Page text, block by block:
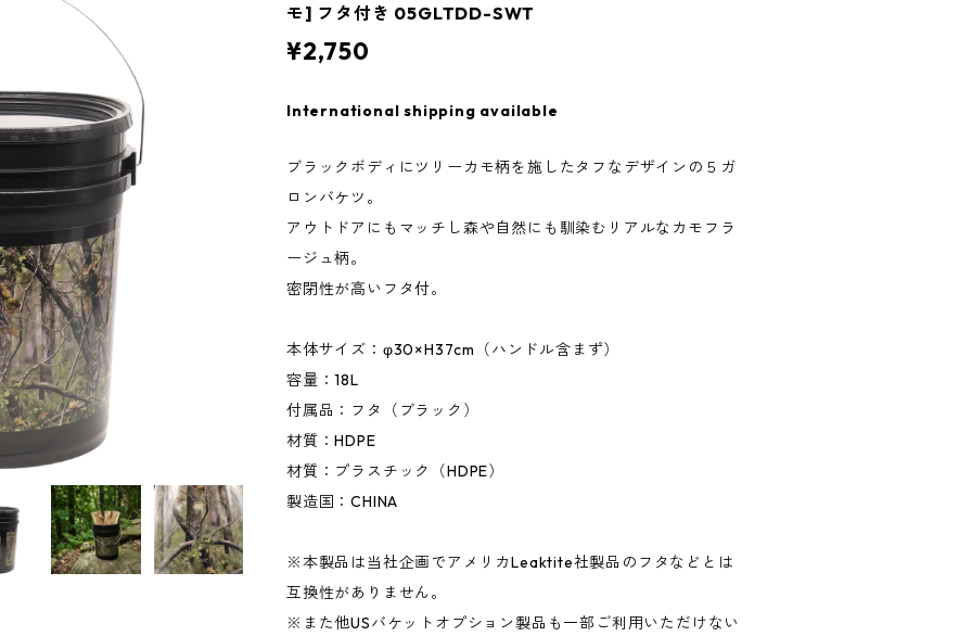
モ] フタ付き 05GLTDD-SWT
¥2,750
International shipping available
ブラックボディにツリーカモ柄を施したタフなデザインの５ガ
ロンバケツ。
アウトドアにもマッチし森や自然にも馴染むリアルなカモフラ
ージュ柄。
密閉性が高いフタ付。
本体サイズ：φ30×H37cm（ハンドル含まず）
容量：18L
付属品：フタ（ブラック）
材質：HDPE
材質：プラスチック（HDPE）
製造国：CHINA
※本製品は当社企画でアメリカLeaktite社製品のフタなどとは
互換性がありません。
※また他USバケットオプション製品も一部ご利用いただけない